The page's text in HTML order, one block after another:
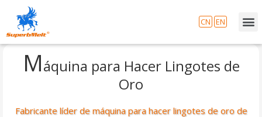
Máquina para Hacer Lingotes de
Oro
Fabricante líder de máquina para hacer lingotes de oro de
CN EN